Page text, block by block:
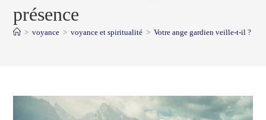
présence
> voyance > voyance et spiritualité > Votre ange gardien veille-t-il ?